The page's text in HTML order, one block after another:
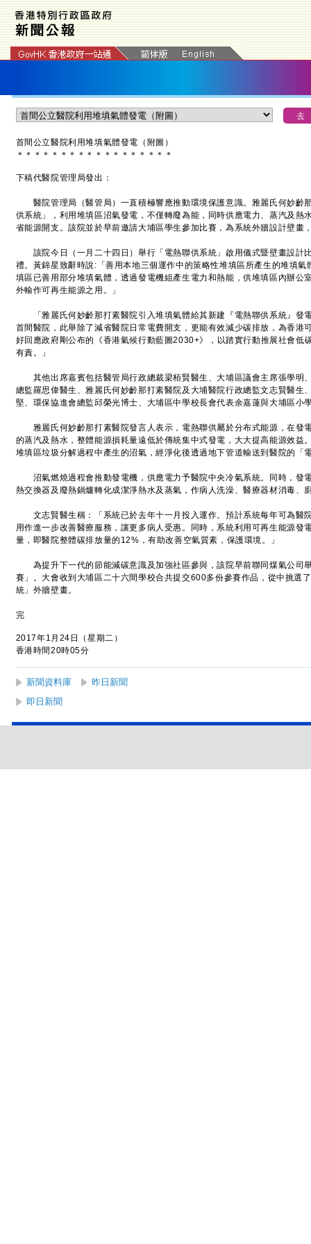
首間公立醫院利用堆填氣體發電（附圖）
＊ ＊ ＊ ＊ ＊ ＊ ＊ ＊ ＊ ＊ ＊ ＊ ＊ ＊ ＊ ＊ ＊ ＊
下稿代醫院管理局發出：
醫院管理局（醫管局）一直積極響應推動環境保護意識。雅麗氏何妙齡
供系統」，利用堆填區沼氣發電，不僅轉廢為能，同時供應電力、蒸汽及熱
省能源開支。該院並於早前邀請大埔區學生參加比賽，為系統外牆設計壁畫
該院今日（一月二十四日）舉行「電熱聯供系統」啟用儀式暨壁畫設計
禮。黃錦星致辭時說:「善用本地三個運作中的策略性堆填區所產生的堆填
填區已善用部分堆填氣體，透過發電機組產生電力和熱能，供堆填區內辦公
外輸作可再生能源之用。」
「雅麗氏何妙齡那打素醫院引入堆填氣體給其新建『電熱聯供系統』發
首間醫院，此舉除了減省醫院日常電費開支，更能有效減少碳排放，為香港
好回應政府剛公布的《香港氣候行動藍圖2030+》，以踏實行動推展社會低
有責。」
其他出席嘉賓包括醫管局行政總裁梁栢賢醫生、大埔區議會主席張學明
總監羅思偉醫生、雅麗氏何妙齡那打素醫院及大埔醫院行政總監文志賢醫生
堅、環保協進會總監邱榮光博士、大埔區中學校長會代表余嘉蓮與大埔區小
雅麗氏何妙齡那打素醫院發言人表示，電熱聯供屬於分布式能源，在發
的蒸汽及熱水，整體能源損耗量遠低於傳統集中式發電，大大提高能源效益
堆填區垃圾分解過程中產生的沼氣，經淨化後透過地下管道輸送到醫院的「
沼氣燃燒過程會推動發電機，供應電力予醫院中央冷氣系統。同時，發
熱交換器及廢熱鍋爐轉化成潔淨熱水及蒸氣，作病人洗澡、醫療器材消毒、
文志賢醫生稱：「系統已於去年十一月投入運作。預計系統每年可為醫
用作進一步改善醫療服務，讓更多病人受惠。同時，系統利用可再生能源發
量，即醫院整體碳排放量的12%，有助改善空氣質素，保護環境。」
為提升下一代的節能減碳意識及加強社區參與，該院早前聯同煤氣公司
賽」。大會收到大埔區二十六間學校合共提交600多份參賽作品，從中挑選
統」外牆壁畫。
完
2017年1月24日（星期二）
香港時間20時05分
新聞資料庫
昨日新聞
即日新聞